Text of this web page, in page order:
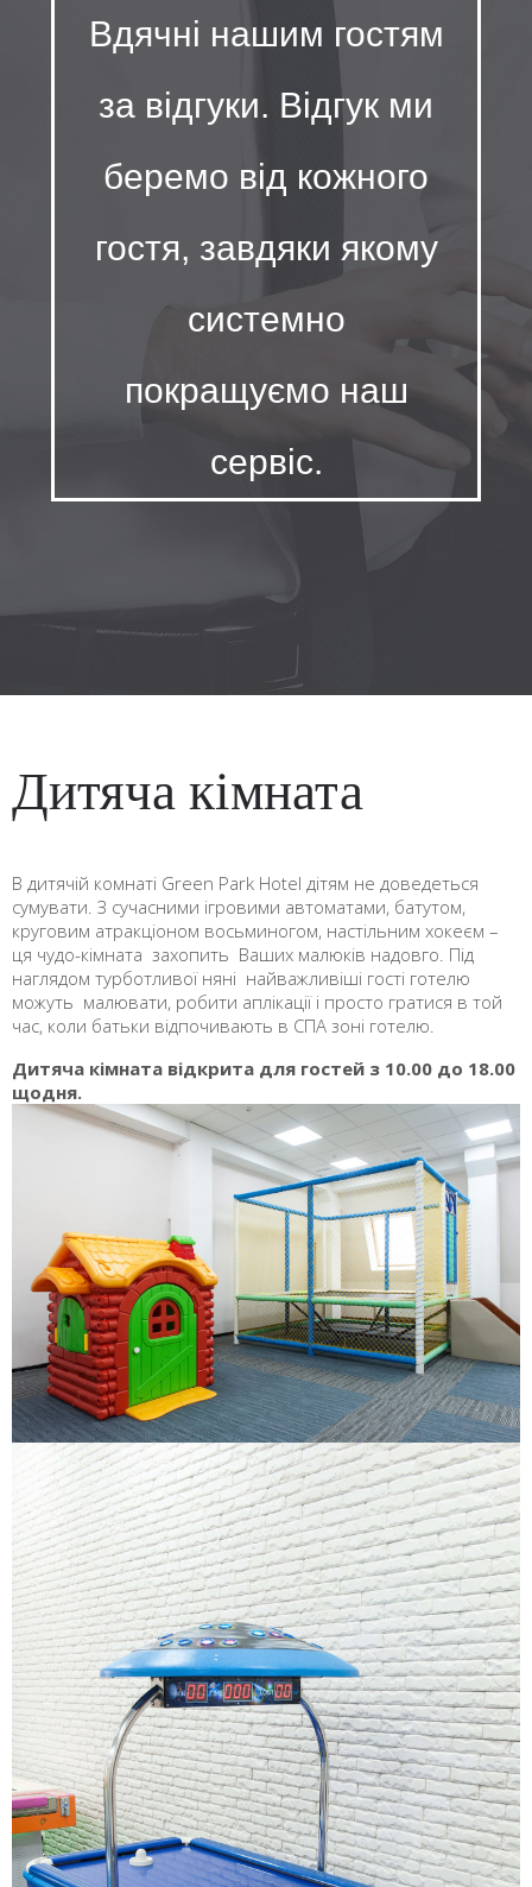
Вдячні нашим гостям
за відгуки. Відгук ми
беремо від кожного
гостя, завдяки якому
системно
покращуємо наш
сервіс.
Дитяча кімната
В дитячій комнаті Green Park Hotel дітям не доведеться
сумувати. З сучасними ігровими автоматами, батутом,
круговим атракціоном восьминогом, настільним хокеєм –
ця чудо-кімната захопить Ваших малюків надовго. Під
наглядом турботливої няні найважливіші гості готелю
можуть малювати, робити аплікації і просто гратися в той
час, коли батьки відпочивають в СПА зоні готелю.
Дитяча кімната відкрита для гостей з 10.00 до 18.00
щодня.